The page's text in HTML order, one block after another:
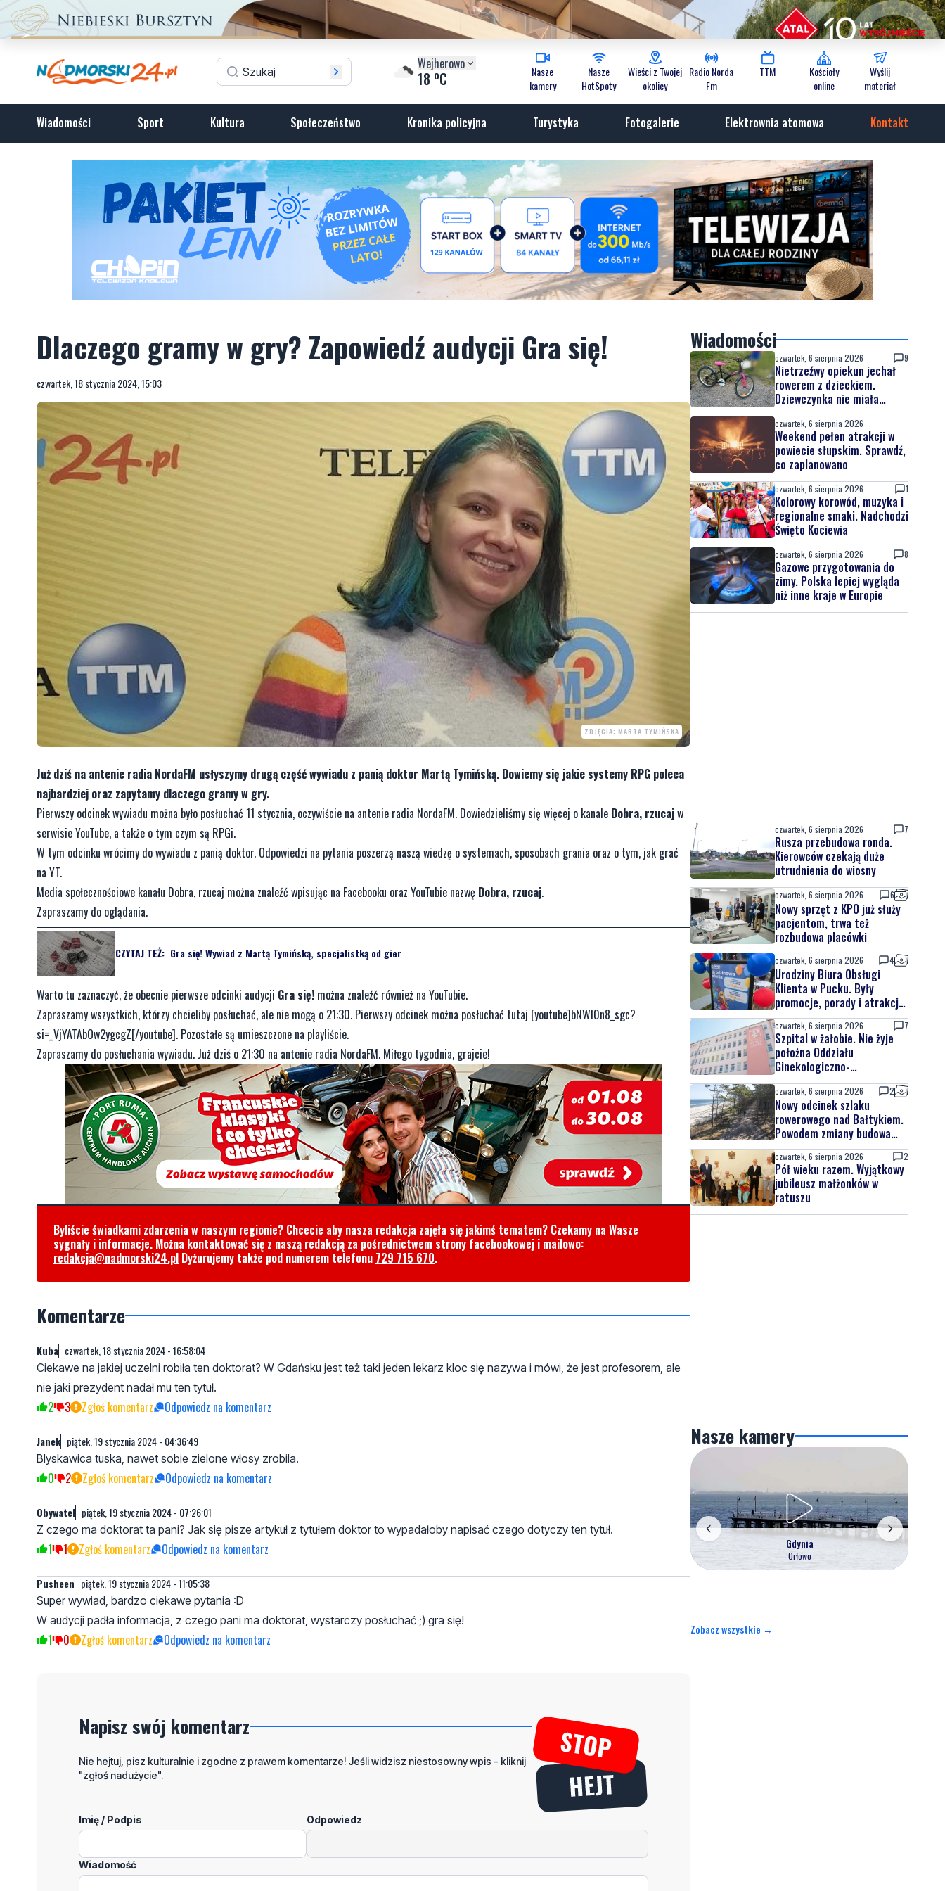
Wejherowo
18 oC
Nasze
kamery
Nasze
HotSpoty
Wieści z Twojej
okolicy
Radio Norda
Fm
TTM
Kościoły
online
Wyślij
materiał
Wiadomości Sport Kultura Społeczeństwo Kronika policyjna Turystyka Fotogalerie Elektrownia atomowa Kontakt
Dlaczego gramy w gry? Zapowiedź audycji Gra się!
czwartek, 18 stycznia 2024, 15:03
ZDJĘCIA: MARTA TYMIŃSKA
Już dziś na antenie radia NordaFM usłyszymy drugą część wywiadu z panią doktor Martą Tymińską. Dowiemy się jakie systemy RPG poleca
najbardziej oraz zapytamy dlaczego gramy w gry.
Pierwszy odcinek wywiadu można było posłuchać 11 stycznia, oczywiście na antenie radia NordaFM. Dowiedzieliśmy się więcej o kanale Dobra, rzucajw
serwisie YouTube, a także o tym czym są RPGi.
W tym odcinku wrócimy do wywiadu z panią doktor. Odpowiedzi na pytania poszerzą naszą wiedzę o systemach, sposobach grania oraz o tym, jak grać
na YT.
Media społecznościowe kanału Dobra, rzucaj można znaleźć wpisując na Facebooku oraz YouTubie nazwę Dobra, rzucaj.
Zapraszamy do oglądania.
CZYTAJ TEŻ: Gra się! Wywiad z Martą Tymińską, specjalistką od gier
Warto tu zaznaczyć, że obecnie pierwsze odcinki audycji Gra się! można znaleźć również na YouTubie.
Zapraszamy wszystkich, którzy chcieliby posłuchać, ale nie mogą o 21:30. Pierwszy odcinek można posłuchać tutaj [youtube]bNWl0n8_sgc?
si=_VjYATAbOw2ygcgZ[/youtube]. Pozostałe są umieszczone na playliście.
Zapraszamy do posłuchania wywiadu. Już dziś o 21:30 na antenie radia NordaFM. Miłego tygodnia, grajcie!
Byliście świadkami zdarzenia w naszym regionie? Chcecie aby nasza redakcja zajęła się jakimś tematem? Czekamy na Wasze
sygnały i informacje. Można kontaktować się z naszą redakcją za pośrednictwem strony facebookowej i mailowo:
redakcja@nadmorski24.pl Dyżurujemy także pod numerem telefonu 729 715 670.
Komentarze
Kuba czwartek, 18 stycznia 2024 - 16:58:04
Ciekawe na jakiej uczelni robiła ten doktorat? W Gdańsku jest też taki jeden lekarz kloc się nazywa i mówi, że jest profesorem, ale
nie jaki prezydent nadał mu ten tytuł.
2 3 Zgłoś komentarz Odpowiedz na komentarz
Janek piątek, 19 stycznia 2024 - 04:36:49
Blyskawica tuska, nawet sobie zielone włosy zrobila.
0 2 Zgłoś komentarz Odpowiedz na komentarz
Obywatel piątek, 19 stycznia 2024 - 07:26:01
Z czego ma doktorat ta pani? Jak się pisze artykuł z tytułem doktor to wypadałoby napisać czego dotyczy ten tytuł.
1 1 Zgłoś komentarz Odpowiedz na komentarz
Pusheen piątek, 19 stycznia 2024 - 11:05:38
Super wywiad, bardzo ciekawe pytania :D
W audycji padła informacja, z czego pani ma doktorat, wystarczy posłuchać ;) gra się!
1 0 Zgłoś komentarz Odpowiedz na komentarz
Napisz swój komentarz
Nie hejtuj, pisz kulturalnie i zgodne z prawem komentarze! Jeśli widzisz niestosowny wpis - kliknij
"zgłoś nadużycie".
Imię / Podpis Odpowiedz
Wiadomość
Wiadomości
czwartek, 6 sierpnia 2026 9
Nietrzeźwy opiekun jechał
rowerem z dzieckiem.
Dziewczynka nie miała
kasku
czwartek, 6 sierpnia 2026
Weekend pełen atrakcji w
powiecie słupskim. Sprawdź,
co zaplanowano
czwartek, 6 sierpnia 2026 1
Kolorowy korowód, muzyka i
regionalne smaki. Nadchodzi
Święto Kociewia
czwartek, 6 sierpnia 2026 8
Gazowe przygotowania do
zimy. Polska lepiej wygląda
niż inne kraje w Europie
czwartek, 6 sierpnia 2026 7
Rusza przebudowa ronda.
Kierowców czekają duże
utrudnienia do wiosny
czwartek, 6 sierpnia 2026 6
Nowy sprzęt z KPO już służy
pacjentom, trwa też
rozbudowa placówki
czwartek, 6 sierpnia 2026 4
Urodziny Biura Obsługi
Klienta w Pucku. Były
promocje, porady i atrakcje
dla najmłodszych
czwartek, 6 sierpnia 2026 7
Szpital w żałobie. Nie żyje
położna Oddziału
Ginekologiczno-
Położniczego
czwartek, 6 sierpnia 2026 2
Nowy odcinek szlaku
rowerowego nad Bałtykiem.
Powodem zmiany budowa
elektrowni jądrowej
czwartek, 6 sierpnia 2026 2
Pół wieku razem. Wyjątkowy
jubileusz małżonków w
ratuszu
Nasze kamery
Gdynia
Orłowo
Zobacz wszystkie →